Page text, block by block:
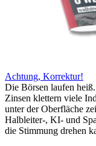
Achtung, Korrektur!
Die Börsen laufen
Zinsen klettern viele
unter der Oberfläche
Halbleiter-, KI- und
die Stimmung drehen